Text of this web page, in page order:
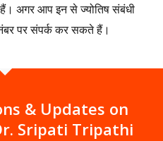
अगर आप इन से ज्योतिष संबंधी
नंबर पर संपर्क कर सकते हैं।
& Updates on
Sripati Tripathi